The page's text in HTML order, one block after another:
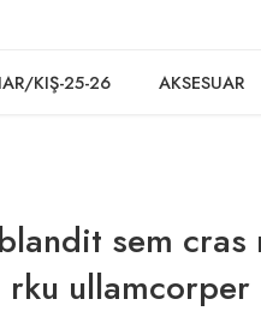
KIŞ-25-26 AKSESUAR
sem cras
ullamcorper